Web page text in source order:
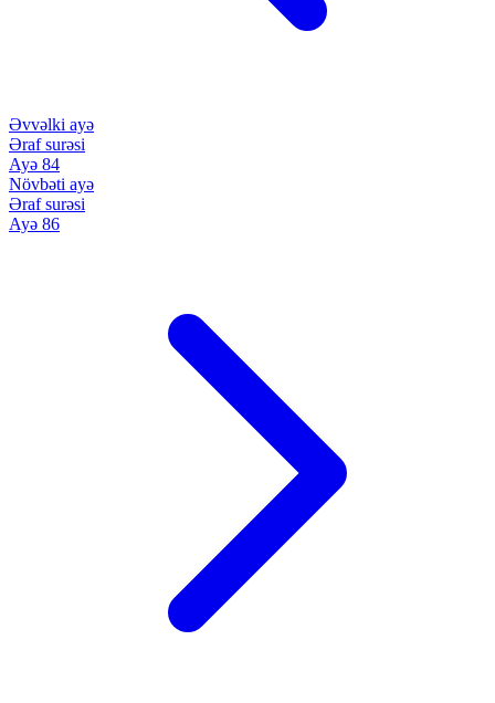
Əvvəlki ayə
Əraf surəsi
Ayə 84
Növbəti ayə
Əraf surəsi
Ayə 86